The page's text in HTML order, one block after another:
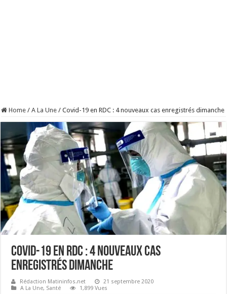
Home / A La Une / Covid-19 en RDC : 4 nouveaux cas enregistrés dimanche
Covid-19 en RDC : 4 nouveaux cas
enregistrés dimanche
Rédaction Matininfos.net
21 septembre 2020
A La Une, Santé 1,899 Vues